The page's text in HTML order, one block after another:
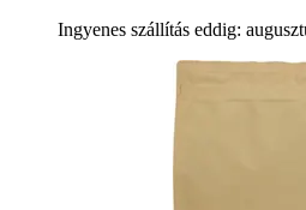
Ingyenes szállítás eddig: